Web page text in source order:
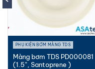
PHỤ KIỆN BƠM MÀNG TDS
Màng bơm TDS PD000081
(1.5″, Santoprene )